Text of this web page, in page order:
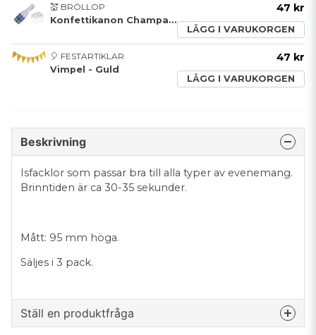
💒 BRÖLLOP
Konfettikanon Champagneflaska Silver
47 kr
LÄGG I VARUKORGEN
🎈 FESTARTIKLAR
Vimpel - Guld
47 kr
LÄGG I VARUKORGEN
Beskrivning
Isfacklor som passar bra till alla typer av evenemang.
Brinntiden är ca 30-35 sekunder.
Mått: 95 mm höga.
Säljes i 3 pack.
Ställ en produktfråga